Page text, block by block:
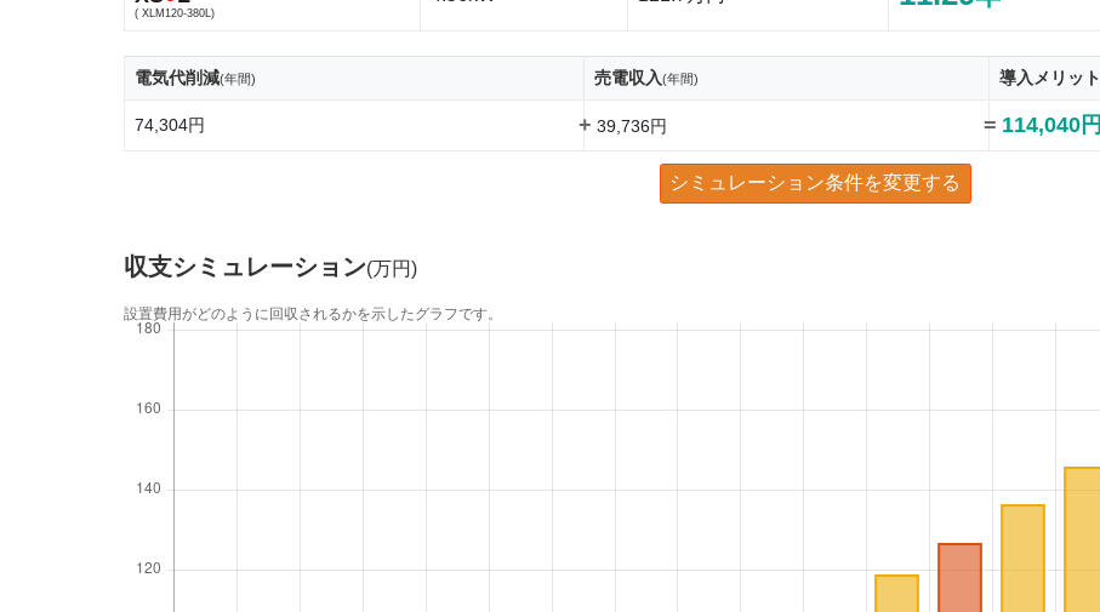
( XLM120-380L)
電気代削減(年間) 売電収入(年間) 導入メリット
74,304円 + 39,736円 = 114,040円
シミュレーション条件を変更する
収支シミュレーション(万円)
設置費用がどのように回収されるかを示したグラフです。